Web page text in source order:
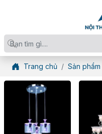
Trang chủ Sản phẩm